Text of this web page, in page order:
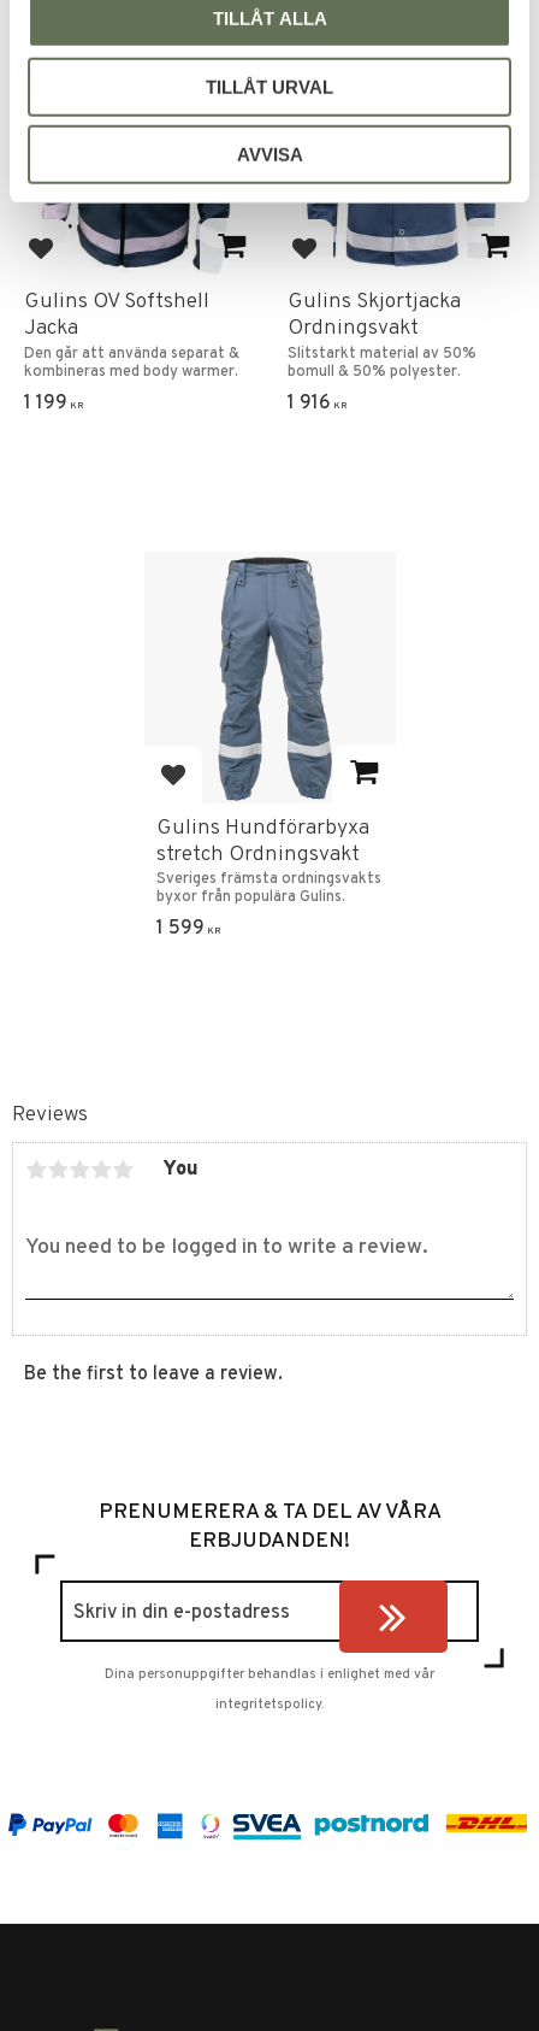
TILLÅT ALLA
TILLÅT URVAL
AVVISA
Reviews
You
Be the first to leave a review.
Add to favorites
Gulins OV Softshell
Jacka
Den går att använda separat &
kombineras med body warmer.
1 199 KR
Add to favorites
Gulins Skjortjacka
Ordningsvakt
Slitstarkt material av 50%
bomull & 50% polyester.
1 916 KR
Add to favorites
Gulins Hundförarbyxa
stretch Ordningsvakt
Sveriges främsta ordningsvakts
byxor från populära Gulins.
1 599 KR
PRENUMERERA & TA DEL AV VÅRA
ERBJUDANDEN!
Dina personuppgifter behandlas i enlighet med vår
integritetspolicy.